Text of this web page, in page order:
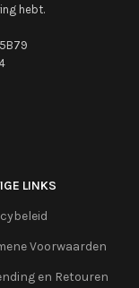
hebt.
LINKS
Voorwaarden
en Retouren